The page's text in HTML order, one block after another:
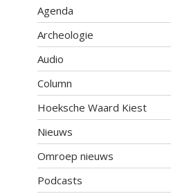
Agenda
Archeologie
Audio
Column
Hoeksche Waard Kiest
Nieuws
Omroep nieuws
Podcasts